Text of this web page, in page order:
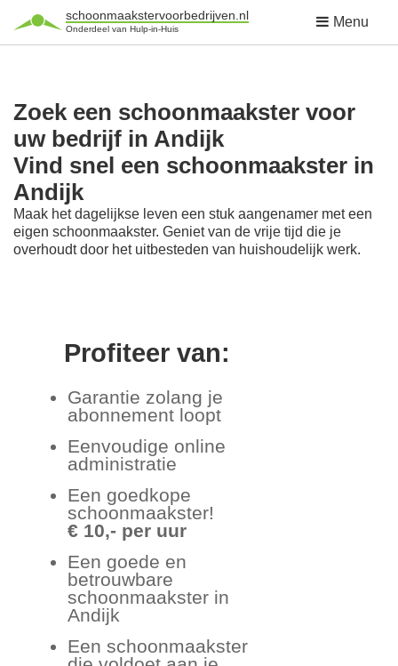
schoonmaakstervoorbedrijven.nl
Onderdeel van Hulp-in-Huis Menu
Zoek een schoonmaakster voor
uw bedrijf in Andijk
Vind snel een schoonmaakster in
Andijk
Maak het dagelijkse leven een stuk aangenamer met een
eigen schoonmaakster. Geniet van de vrije tijd die je
overhoudt door het uitbesteden van huishoudelijk werk.
Profiteer van:
Garantie zolang je
abonnement loopt
Eenvoudige online
administratie
Een goedkope
schoonmaakster!
€ 10,- per uur
Een goede en
betrouwbare
schoonmaakster in
Andijk
Een schoonmaakster